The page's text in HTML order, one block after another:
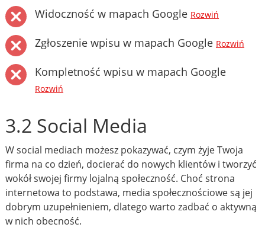
Widoczność w mapach Google Rozwiń
Zgłoszenie wpisu w mapach Google Rozwiń
Kompletność wpisu w mapach Google
Rozwiń
3.2 Social Media
W social mediach możesz pokazywać, czym żyje Twoja
firma na co dzień, docierać do nowych klientów i tworzyć
wokół swojej firmy lojalną społeczność. Choć strona
internetowa to podstawa, media społecznościowe są jej
dobrym uzupełnieniem, dlatego warto zadbać o aktywną
w nich obecność.